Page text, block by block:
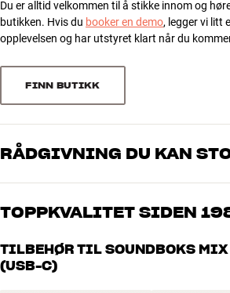
3
2
Sorter
Du er alltid velkommen til å stikke innom og
butikken. Hvis du booker en demo, legger vi litt
opplevelsen og har utstyret klart når du
FINN BUTIKK
RÅDGIVNING DU KAN
Våre medarbeidere er ekte entusiaster som
Fortell oss hva du drømmer om, så finner vi
TOPPKVALITET SIDEN
Alle HiFi Klubbens produkter for musikk,
håndplukket kvalitet som er laget for å vare i
for både lommeboken og miljøet.
TILBEHØR TIL SOUNDBOKS MIX
(USB-C)